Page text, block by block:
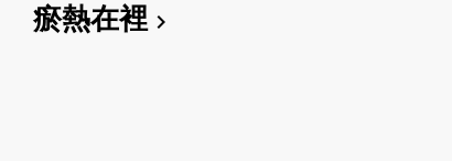
瘀熱在裡chevron_right